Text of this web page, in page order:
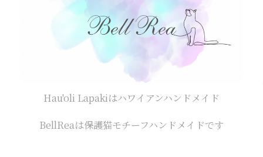
Hau'oli Lapakiはハワイアンハンドメイド
BellReaは保護猫モチーフハンドメイドです